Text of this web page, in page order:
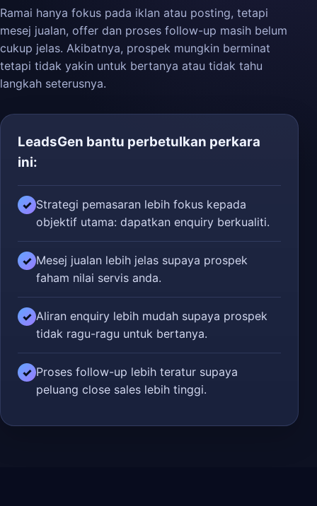
Ramai hanya fokus pada iklan atau posting, tetapi
mesej jualan, offer dan proses follow-up masih belum
cukup jelas. Akibatnya, prospek mungkin berminat
tetapi tidak yakin untuk bertanya atau tidak tahu
langkah seterusnya.
LeadsGen bantu perbetulkan perkara
ini:
✓ Strategi pemasaran lebih fokus kepada
objektif utama: dapatkan enquiry berkualiti.
✓ Mesej jualan lebih jelas supaya prospek
faham nilai servis anda.
✓ Aliran enquiry lebih mudah supaya prospek
tidak ragu-ragu untuk bertanya.
✓ Proses follow-up lebih teratur supaya
peluang close sales lebih tinggi.